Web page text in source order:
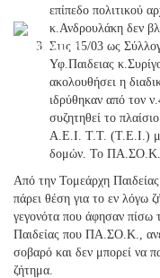
επίπεδο πολιτικού
κ.Ανδρουλάκη δεν
Στις 15/03 ως
Υφ.Παιδειας
ακολουθήσει η
ιδρύθηκαν από τον
συζητηθεί το
Α.Ε.Ι. Τ.Τ. (Τ.Ε.Ι.)
δομών. Το ΠΑ.ΣΟ.Κ.,
Από την Τομεάρχη
πάρει θέση για το εν λόγω
γεγονότα που άφησαν πίσω
Παιδείας που ΠΑ.ΣΟ.Κ.,
σοβαρό και δεν μπορεί να
ζήτημα.